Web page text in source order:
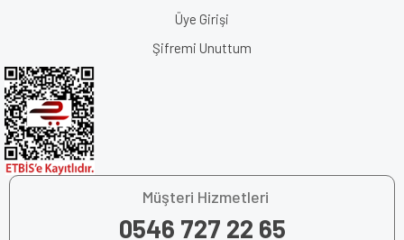
Üye Girişi
Şifremi Unuttum
Müşteri Hizmetleri
0546 727 22 65